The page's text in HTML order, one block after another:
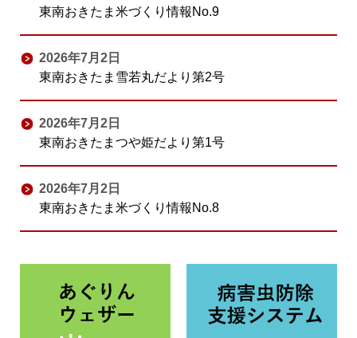
東南おきたま米づくり情報No.9
2026年7月2日
東南おきたま雪若丸だより第2号
2026年7月2日
東南おきたまつや姫だより第1号
2026年7月2日
東南おきたま米づくり情報No.8